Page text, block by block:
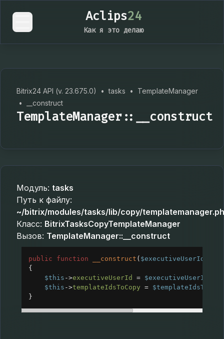
Aclips24
Как я это делаю
Bitrix24 API (v. 23.675.0) • tasks •
TemplateManager
•
__construct
TemplateManager::__construct
Модуль: tasks
Путь к файлу:
~/bitrix/modules/tasks/lib/copy/
Класс: BitrixTasksCopyTemplateManager
Вызов: TemplateManager::__construct
public function __construct ( $executiveUserId
{
$this ->executiveUserId = $executiveUserId
$this ->templateIdsToCopy = $templateIdsToCopy
}